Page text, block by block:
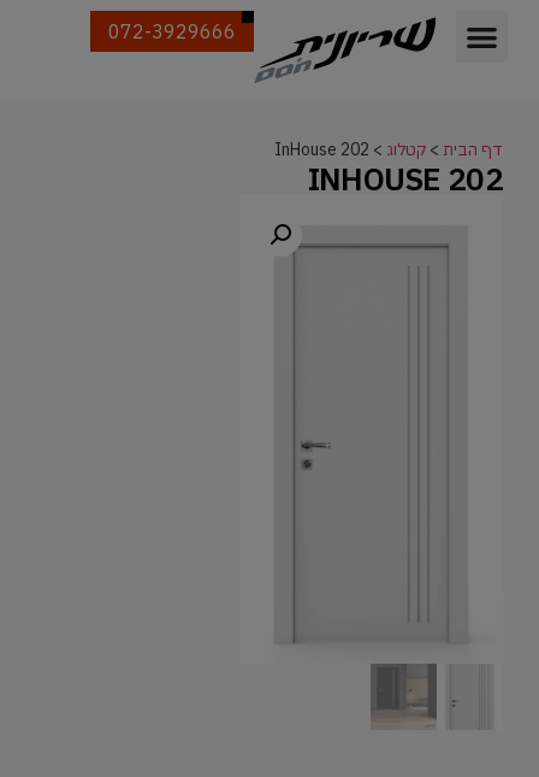
072-3929666
דף הבית > קטלוג >
InHouse 202
INHOUSE 202